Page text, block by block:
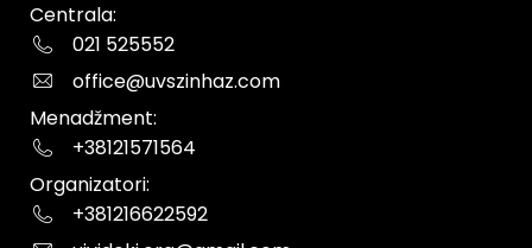
Centrala:
021 525552
office@uvszinhaz.com
Menadžment:
+38121571564
Organizatori:
+381216622592